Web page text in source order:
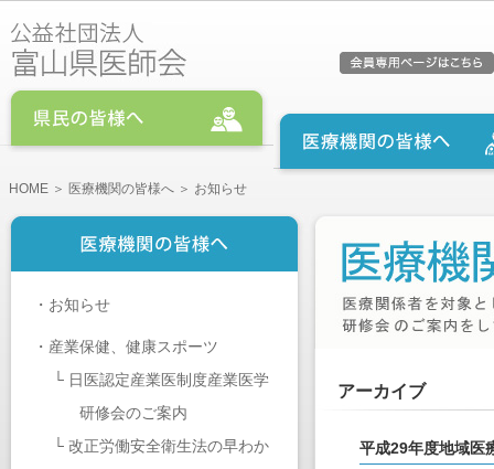
HOME ＞ 医療機関の皆様へ ＞ お知らせ
・ お知らせ
・ 産業保健、健康スポーツ
└ 日医認定産業医制度産業医学
研修会のご案内
└ 改正労働安全衛生法の早わか
アーカイブ
平成29年度地域医